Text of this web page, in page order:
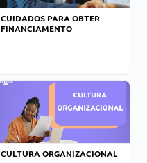
CUIDADOS PARA OBTER
FINANCIAMENTO
CULTURA ORGANIZACIONAL